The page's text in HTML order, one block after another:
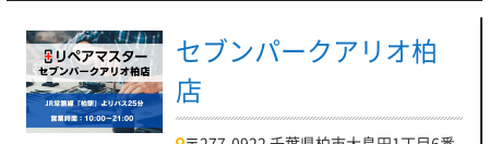
セブンパークアリオ柏
店